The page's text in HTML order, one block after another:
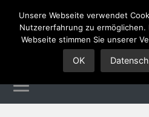
Sales
Unsere Webseite verwendet
Nutzererfahrung zu
Webseite stimmen Sie unserer
OK